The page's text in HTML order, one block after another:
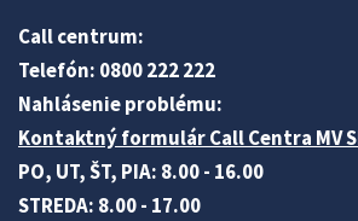
Call centrum:
Telefón: 0800 222 222
Nahlásenie problému:
Kontaktný formulár Call Centra MV
PO, UT, ŠT, PIA: 8.00 - 16.00
STREDA: 8.00 - 17.00